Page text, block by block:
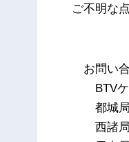
ご不明な
お問い
BTVケ
都城局
西諸局